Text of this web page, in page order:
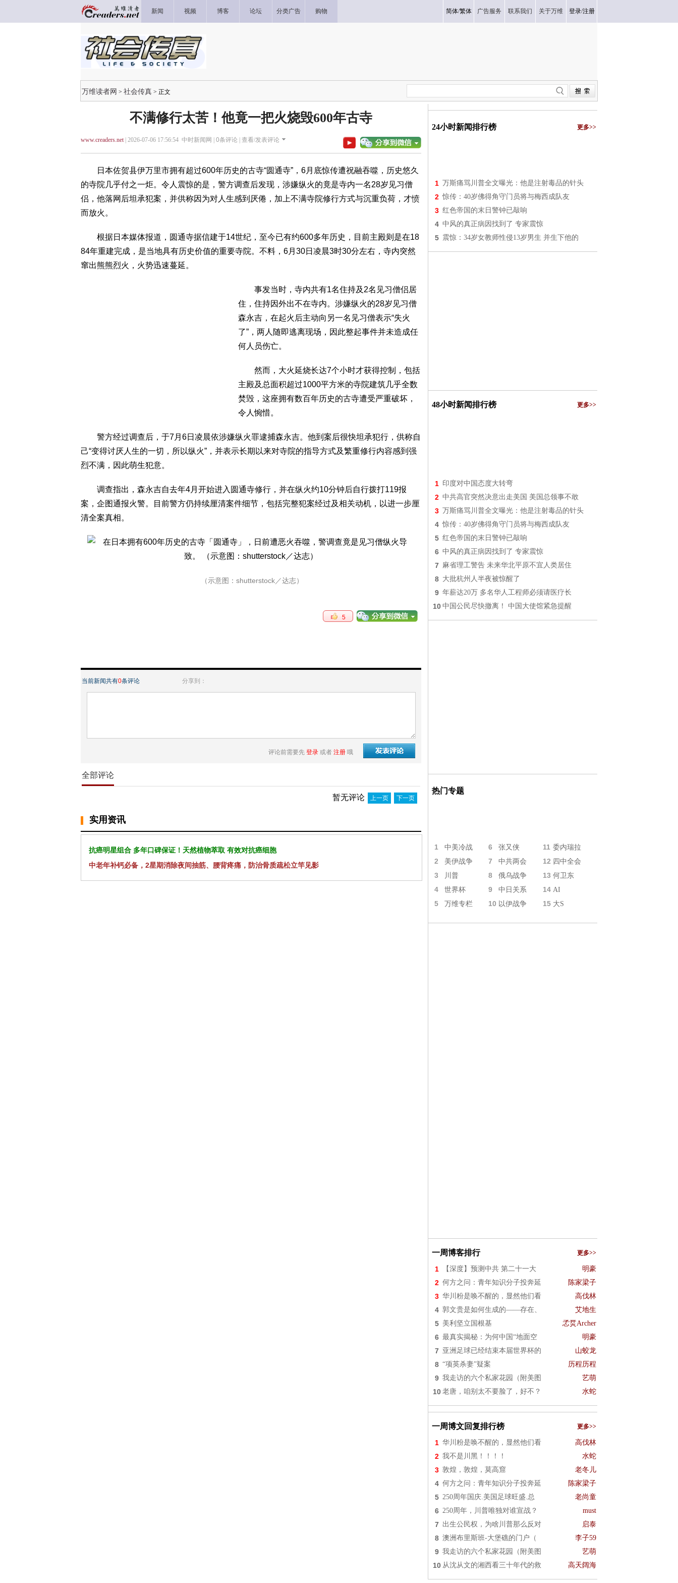
新闻 视频 博客 论坛 分类广告 购物 简体/繁体 广告服务 联系我们 关于万维 登录/注册
万维读者网 > 社会传真 > 正文
不满修行太苦！他竟一把火烧毁600年古寺
www.creaders.net| 2026-07-06 17:56:54 中时新闻网 | 0条评论 | 查看/发表评论
日本佐贺县伊万里市拥有超过600年历史的古寺“圆通寺”，6月底惊传遭祝融吞噬，历史悠久
的寺院几乎付之一炬。令人震惊的是，警方调查后发现，涉嫌纵火的竟是寺内一名28岁见习僧
侣，他落网后坦承犯案，并供称因为对人生感到厌倦，加上不满寺院修行方式与沉重负荷，才愤
而放火。
根据日本媒体报道，圆通寺据信建于14世纪，至今已有约600多年历史，目前主殿则是在18
84年重建完成，是当地具有历史价值的重要寺院。不料，6月30日凌晨3时30分左右，寺内突然
窜出熊熊烈火，火势迅速蔓延。
事发当时，寺内共有1名住持及2名见习僧侣居
住，住持因外出不在寺内。涉嫌纵火的28岁见习僧
森永吉，在起火后主动向另一名见习僧表示“失火
了”，两人随即逃离现场，因此整起事件并未造成任
何人员伤亡。
然而，大火延烧长达7个小时才获得控制，包括
主殿及总面积超过1000平方米的寺院建筑几乎全数
焚毁，这座拥有数百年历史的古寺遭受严重破坏，
令人惋惜。
警方经过调查后，于7月6日凌晨依涉嫌纵火罪逮捕森永吉。他到案后很快坦承犯行，供称自
己“变得讨厌人生的一切，所以纵火”，并表示长期以来对寺院的指导方式及繁重修行内容感到强
烈不满，因此萌生犯意。
调查指出，森永吉自去年4月开始进入圆通寺修行，并在纵火约10分钟后自行拨打119报
案，企图通报火警。目前警方仍持续厘清案件细节，包括完整犯案经过及相关动机，以进一步厘
清全案真相。
（示意图：shutterstock／达志）
5
当前新闻共有0条评论 分享到：
评论前需要先 登录 或者 注册 哦
全部评论
暂无评论 上一页 下一页
实用资讯
抗癌明星组合 多年口碑保证！天然植物萃取 有效对抗癌细胞
中老年补钙必备，2星期消除夜间抽筋、腰背疼痛，防治骨质疏松立竿见影
24小时新闻排行榜 更多>>
1 万斯痛骂川普全文曝光：他是注射毒品的针头
2 惊传：40岁佛得角守门员将与梅西成队友
3 红色帝国的末日警钟已敲响
4 中风的真正病因找到了 专家震惊
5 震惊：34岁女教师性侵13岁男生 并生下他的
48小时新闻排行榜 更多>>
1 印度对中国态度大转弯
2 中共高官突然决意出走美国 美国总领事不敢
3 万斯痛骂川普全文曝光：他是注射毒品的针头
4 惊传：40岁佛得角守门员将与梅西成队友
5 红色帝国的末日警钟已敲响
6 中风的真正病因找到了 专家震惊
7 麻省理工警告 未来华北平原不宜人类居住
8 大批杭州人半夜被惊醒了
9 年薪达20万 多名华人工程师必须请医疗长
10 中国公民尽快撤离！ 中国大使馆紧急提醒
热门专题
1 中美冷战 6 张又侠 11 委内瑞拉
2 美伊战争 7 中共两会 12 四中全会
3 川普 8 俄乌战争 13 何卫东
4 世界杯 9 中日关系 14 AI
5 万维专栏 10 以伊战争 15 大S
一周博客排行 更多>>
1 【深度】预测中共 第二十一大 明豪
2 何方之问：青年知识分子投奔延 陈家梁子
3 华川粉是唤不醒的，显然他们看 高伐林
4 郭文贵是如何生成的——存在、 艾地生
5 美利坚立国根基 孞烎Archer
6 最真实揭秘：为何中国“地面空 明豪
7 亚洲足球已经结束本届世界杯的 山蛟龙
8 “项英杀妻”疑案 历程历程
9 我走访的六个私家花园（附美图 艺萌
10 老唐，咱别太不要脸了，好不？ 水蛇
一周博文回复排行榜 更多>>
1 华川粉是唤不醒的，显然他们看 高伐林
2 我不是川黑！！！！ 水蛇
3 敦煌，敦煌，莫高窟 老冬儿
4 何方之问：青年知识分子投奔延 陈家梁子
5 250周年国庆.美国足球旺盛.总 老尚童
6 250周年，川普唯独对谁宣战？ must
7 出生公民权，为啥川普那么反对 启泰
8 澳洲布里斯班-大堡礁的门户（ 李子59
9 我走访的六个私家花园（附美图 艺萌
10 从沈从文的湘西看三十年代的救 高天阔海